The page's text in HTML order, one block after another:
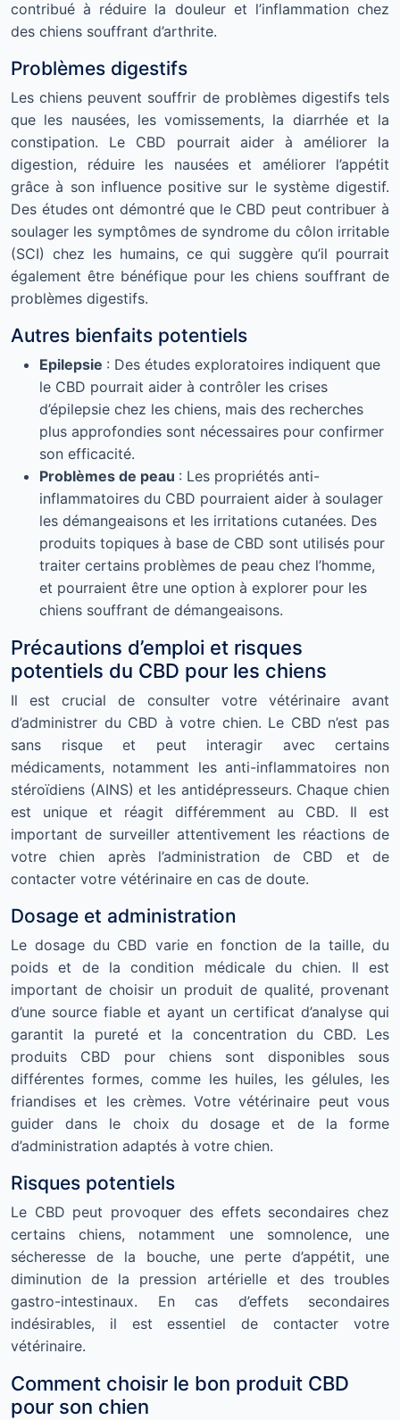
contribué à réduire la douleur et l’inflammation chez
des chiens souffrant d’arthrite.
Problèmes digestifs
Les chiens peuvent souffrir de problèmes digestifs tels
que les nausées, les vomissements, la diarrhée et la
constipation. Le CBD pourrait aider à améliorer la
digestion, réduire les nausées et améliorer l’appétit
grâce à son influence positive sur le système digestif.
Des études ont démontré que le CBD peut contribuer à
soulager les symptômes de syndrome du côlon irritable
(SCI) chez les humains, ce qui suggère qu’il pourrait
également être bénéfique pour les chiens souffrant de
problèmes digestifs.
Autres bienfaits potentiels
Epilepsie : Des études exploratoires indiquent que
le CBD pourrait aider à contrôler les crises
d’épilepsie chez les chiens, mais des recherches
plus approfondies sont nécessaires pour confirmer
son efficacité.
Problèmes de peau : Les propriétés anti-
inflammatoires du CBD pourraient aider à soulager
les démangeaisons et les irritations cutanées. Des
produits topiques à base de CBD sont utilisés pour
traiter certains problèmes de peau chez l’homme,
et pourraient être une option à explorer pour les
chiens souffrant de démangeaisons.
Précautions d’emploi et risques
potentiels du CBD pour les chiens
Il est crucial de consulter votre vétérinaire avant
d’administrer du CBD à votre chien. Le CBD n’est pas
sans risque et peut interagir avec certains
médicaments, notamment les anti-inflammatoires non
stéroïdiens (AINS) et les antidépresseurs. Chaque chien
est unique et réagit différemment au CBD. Il est
important de surveiller attentivement les réactions de
votre chien après l’administration de CBD et de
contacter votre vétérinaire en cas de doute.
Dosage et administration
Le dosage du CBD varie en fonction de la taille, du
poids et de la condition médicale du chien. Il est
important de choisir un produit de qualité, provenant
d’une source fiable et ayant un certificat d’analyse qui
garantit la pureté et la concentration du CBD. Les
produits CBD pour chiens sont disponibles sous
différentes formes, comme les huiles, les gélules, les
friandises et les crèmes. Votre vétérinaire peut vous
guider dans le choix du dosage et de la forme
d’administration adaptés à votre chien.
Risques potentiels
Le CBD peut provoquer des effets secondaires chez
certains chiens, notamment une somnolence, une
sécheresse de la bouche, une perte d’appétit, une
diminution de la pression artérielle et des troubles
gastro-intestinaux. En cas d’effets secondaires
indésirables, il est essentiel de contacter votre
vétérinaire.
Comment choisir le bon produit CBD
pour son chien